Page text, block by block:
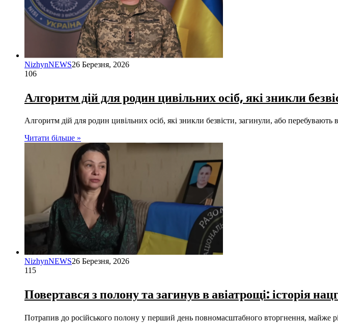
NizhynNEWS26 Березня, 2026
106
Алгоритм дій для родин цивільних осіб, які зникли
Алгоритм дій для родин цивільних осіб, які зникли безвісти, загинули, або
Читати більше »
NizhynNEWS26 Березня, 2026
115
Повертався з полону та загинув в авіатрощі: історія
Потрапив до російського полону у перший день повномасштабного вторгнення, майже